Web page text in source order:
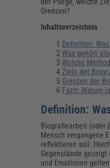
Energie & Umwelt
Führung &
Gesundheit & Pflege
Kommunales
Fachpublikationen
Bauhof
Grünflächen
Verkehrsrecht
Weiterbildungen
Bau, Immobilien &
Künstliche
Personalwesen
Personal,
Reisekosten
Weiterbildungen
Reisekosten &
Zollabwicklung &
Zoll & Export
Grenzen?
Inhaltsverzeichnis
Definition:
Was gehört
Welche
Ziele der
Grenzen der
Fazit: Warum
Definition:
Biografiearbeit (oder
Mensch vergangene
reflektieren soll.
Gegenstände
und Emotionen